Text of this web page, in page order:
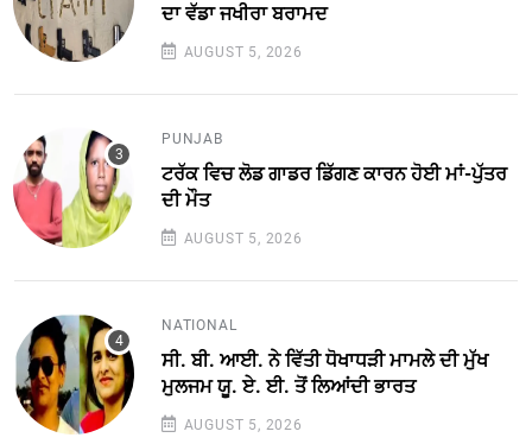
ਦਾ ਵੱਡਾ ਜਖੀਰਾ ਬਰਾਮਦ
AUGUST 5, 2026
PUNJAB
ਟਰੱਕ ਵਿਚ ਲੋਡ ਗਾਡਰ ਡਿੱਗਣ ਕਾਰਨ ਹੋਈ ਮਾਂ-ਪੁੱਤਰ
ਦੀ ਮੌਤ
AUGUST 5, 2026
NATIONAL
ਸੀ. ਬੀ. ਆਈ. ਨੇ ਵਿੱਤੀ ਧੋਖਾਧੜੀ ਮਾਮਲੇ ਦੀ ਮੁੱਖ
ਮੁਲਜਮ ਯੂ. ਏ. ਈ. ਤੋਂ ਲਿਆਂਦੀ ਭਾਰਤ
AUGUST 5, 2026